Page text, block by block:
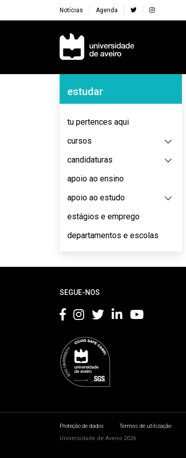
Notícias Agenda
Navegação Principal
Navegação Lateral
estudar
tu pertences aqui
cursos
candidaturas
apoio ao ensino
apoio ao estudo
estágios e emprego
departamentos e escolas
SEGUE-NOS
Proteção de dados Termos de utilização
Universidade de Aveiro 2026